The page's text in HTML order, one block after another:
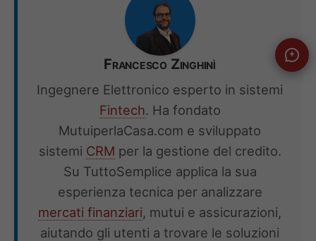
Francesco Zinghinì
Ingegnere Elettronico esperto in sistemi
Fintech. Ha fondato
MutuiperlaCasa.com e sviluppato
sistemi CRM per la gestione del credito.
Su TuttoSemplice applica la sua
esperienza tecnica per analizzare
mercati finanziari, mutui e assicurazioni,
aiutando gli utenti a trovare le soluzioni